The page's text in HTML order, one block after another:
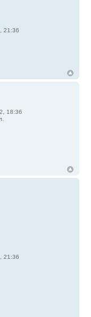
21:36
18:36
21:36